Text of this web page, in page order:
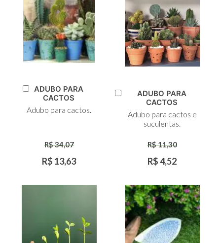
Adicionar
Carrinho
ADUBO PARA
CACTOS
Adubo para cactos.
R$ 34,07
R$ 13,63
Adicionar
Carrinho
ADUBO PARA
CACTOS
Adubo para cactos e
suculentas.
R$ 11,30
R$ 4,52